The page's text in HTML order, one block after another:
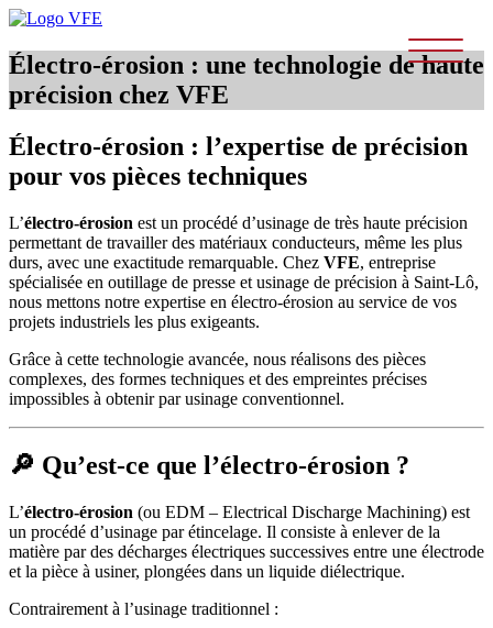
Skip
content
Électro-érosion : une technologie de haute
précision chez VFE
Électro-érosion : l’expertise de précision
pour vos pièces techniques
L’électro-érosion est un procédé d’usinage de très haute précision
permettant de travailler des matériaux conducteurs, même les plus
durs, avec une exactitude remarquable. Chez VFE, entreprise
spécialisée en outillage de presse et usinage de précision à Saint-Lô,
nous mettons notre expertise en électro-érosion au service de vos
projets industriels les plus exigeants.
Grâce à cette technologie avancée, nous réalisons des pièces
complexes, des formes techniques et des empreintes précises
impossibles à obtenir par usinage conventionnel.
🔎 Qu’est-ce que l’électro-érosion ?
L’électro-érosion (ou EDM – Electrical Discharge Machining) est
un procédé d’usinage par étincelage. Il consiste à enlever de la
matière par des décharges électriques successives entre une électrode
et la pièce à usiner, plongées dans un liquide diélectrique.
Contrairement à l’usinage traditionnel :